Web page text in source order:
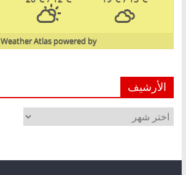
powered by
Weather Atlas
الأرشيف
الأرشيف